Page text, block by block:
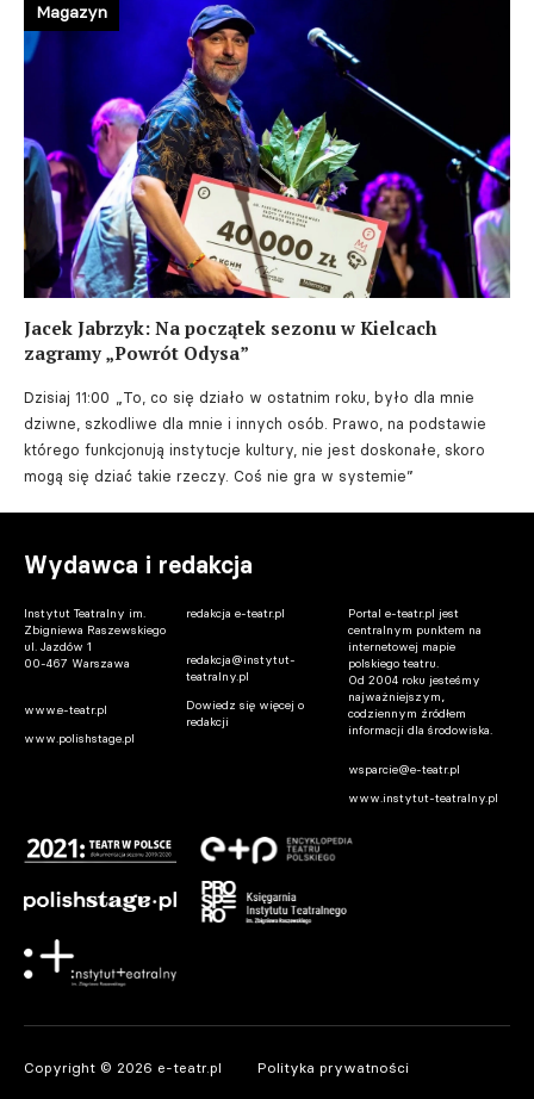
Jacek Jabrzyk: Na początek sezonu w Kielcach
zagramy „Powrót Odysa”
Dzisiaj 11:00
„To, co się działo w ostatnim roku, było dla mnie
dziwne, szkodliwe dla mnie i innych osób. Prawo, na podstawie
którego funkcjonują instytucje kultury, nie jest doskonałe, skoro
mogą się dziać takie rzeczy. Coś nie gra w systemie”
Magazyn
Wydawca i redakcja
Instytut Teatralny im.
Zbigniewa Raszewskiego
ul. Jazdów 1
00-467 Warszawa
www.e-teatr.pl
www.polishstage.pl
redakcja e-teatr.pl
redakcja@instytut-
teatralny.pl
Dowiedz się więcej o
redakcji
Portal e-teatr.pl jest
centralnym punktem na
internetowej mapie
polskiego teatru.
Od 2004 roku jesteśmy
najważniejszym,
codziennym źródłem
informacji dla środowiska.
wsparcie@e-teatr.pl
www.instytut-teatralny.pl
Copyright © 2026 e-teatr.pl Polityka prywatności